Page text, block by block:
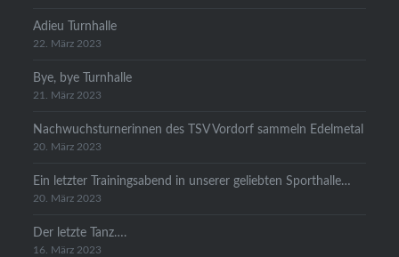
Adieu Turnhalle
22. März 2023
Bye, bye Turnhalle
21. März 2023
Nachwuchsturnerinnen des TSV Vordorf sammeln Edelmetal
20. März 2023
Ein letzter Trainingsabend in unserer geliebten Sporthalle…
20. März 2023
Der letzte Tanz….
16. März 2023